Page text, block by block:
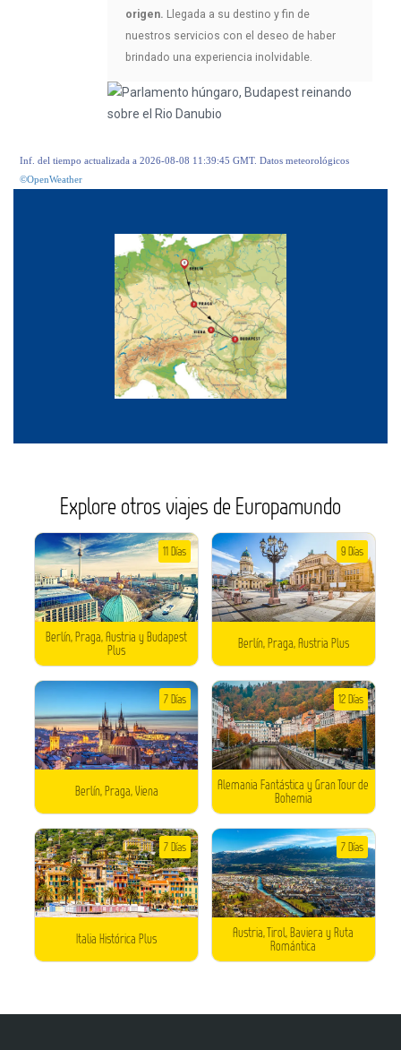
origen. Llegada a su destino y fin de
nuestros servicios con el deseo de haber
brindado una experiencia inolvidable.
Inf. del tiempo actualizada a 2026-08-08 11:39:45 GMT. Datos meteorológicos
©OpenWeather
Explore otros viajes de Europamundo
Berlín, Praga, Austria y Budapest
Plus
11 Días
Berlín, Praga, Austria Plus
9 Días
Berlín, Praga, Viena
7 Días
Alemania Fantástica y Gran Tour de
Bohemia
12 Días
Italia Histórica Plus
7 Días
Austria, Tirol, Baviera y Ruta
Romántica
7 Días